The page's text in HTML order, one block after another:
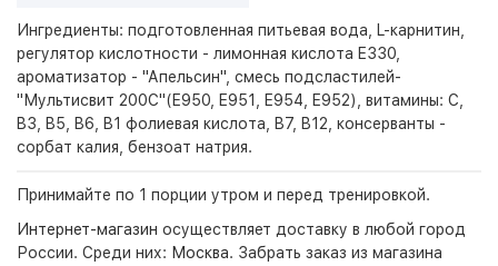
Ингредиенты: подготовленная питьевая вода, L-карнитин,
регулятор кислотности - лимонная кислота E330,
ароматизатор - "Апельсин", смесь подсластилей-
"Мультисвит 200С"(E950, E951, E954, E952), витамины: C,
B3, B5, B6, B1 фолиевая кислота, B7, B12, консерванты -
сорбат калия, бензоат натрия.
Принимайте по 1 порции утром и перед тренировкой.
Интернет-магазин осуществляет доставку в любой город
России. Среди них: Москва. Забрать заказ из магазина